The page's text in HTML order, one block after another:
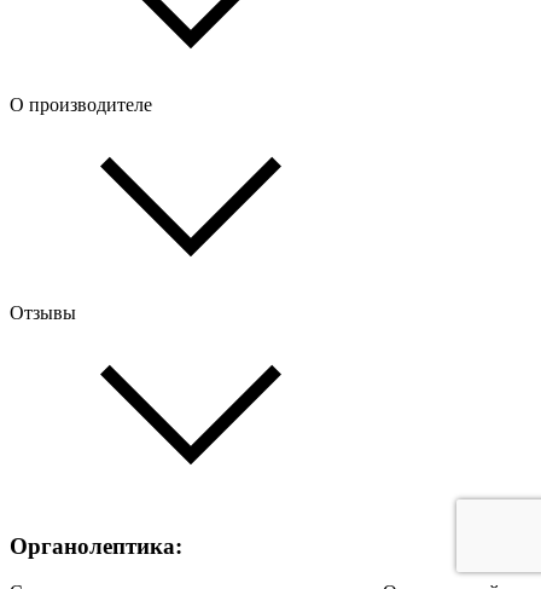
О производителе
Отзывы
Органолептика: